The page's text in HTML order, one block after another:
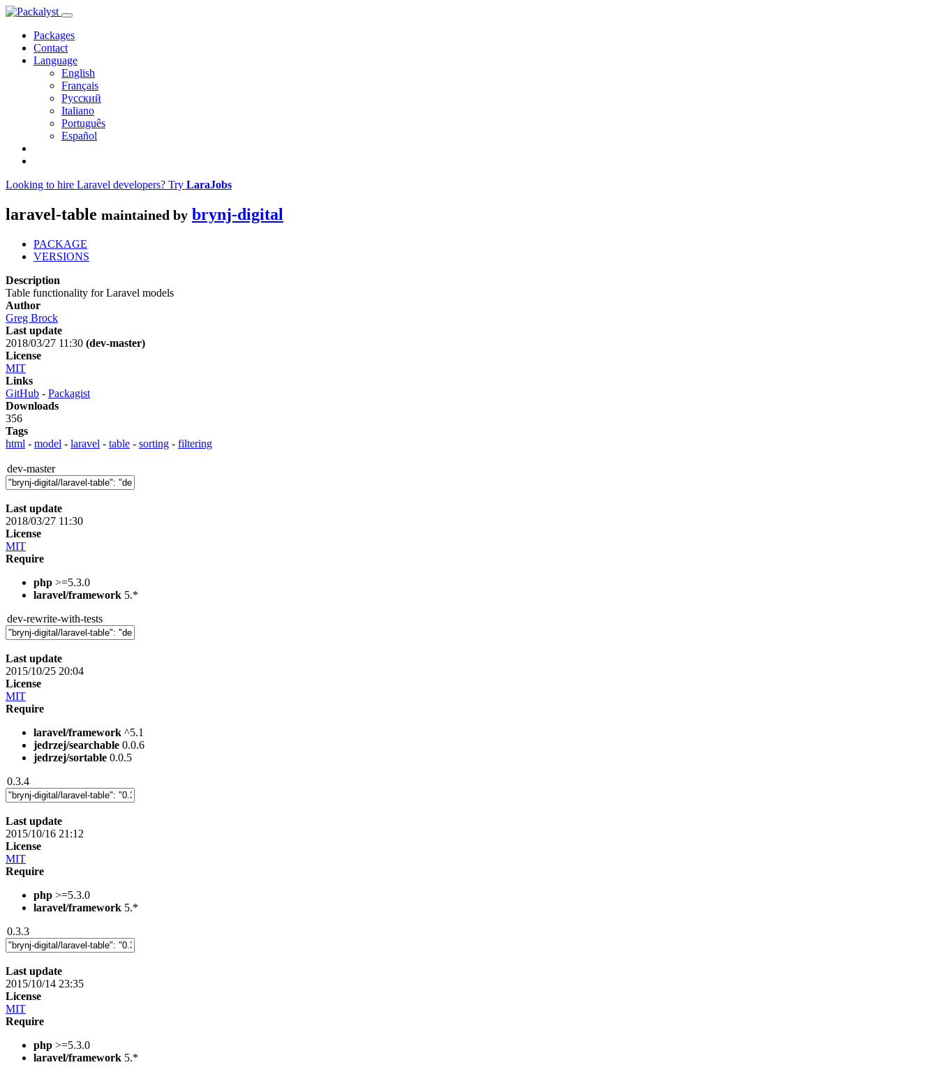
Packages
Contact
Language
English
Français
Русский
Italiano
Português
Español
Looking to hire Laravel developers? Try LaraJobs
laravel-table maintained by brynj-digital
PACKAGE
VERSIONS
Description
Table functionality for Laravel models
Author
Greg Brock
Last update
2018/03/27 11:30 (dev-master)
License
MIT
Links
GitHub - Packagist
Downloads
356
Tags
html - model - laravel - table - sorting - filtering
dev-master
Last update
2018/03/27 11:30
License
MIT
Require
php >=5.3.0
laravel/framework 5.*
dev-rewrite-with-tests
Last update
2015/10/25 20:04
License
MIT
Require
laravel/framework ^5.1
jedrzej/searchable 0.0.6
jedrzej/sortable 0.0.5
0.3.4
Last update
2015/10/16 21:12
License
MIT
Require
php >=5.3.0
laravel/framework 5.*
0.3.3
Last update
2015/10/14 23:35
License
MIT
Require
php >=5.3.0
laravel/framework 5.*